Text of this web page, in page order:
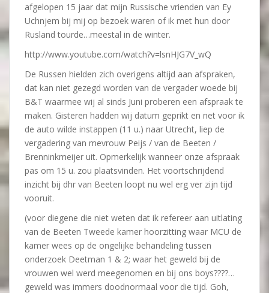
afgelopen 15 jaar dat mijn Russische vrienden van Ey
Uchnjem bij mij op bezoek waren of ik met hun door
Rusland tourde…meestal in de winter.
http://www.youtube.com/watch?v=lsnHJG7V_wQ
De Russen hielden zich overigens altijd aan afspraken,
dat kan niet gezegd worden van de vergader woede bij
B&T waarmee wij al sinds Juni proberen een afspraak te
maken. Gisteren hadden wij datum geprikt en net voor ik
de auto wilde instappen (11 u.) naar Utrecht, liep de
vergadering van mevrouw Peijs / van de Beeten /
Brenninkmeijer uit. Opmerkelijk wanneer onze afspraak
pas om 15 u. zou plaatsvinden. Het voortschrijdend
inzicht bij dhr van Beeten loopt nu wel erg ver zijn tijd
vooruit.
(voor diegene die niet weten dat ik refereer aan uitlating
van de Beeten Tweede kamer hoorzitting waar MCU de
kamer wees op de ongelijke behandeling tussen
onderzoek Deetman 1 & 2; waar het geweld bij de
vrouwen wel werd meegenomen en bij ons boys????…
geweld was immers doodnormaal voor die tijd. Goh,